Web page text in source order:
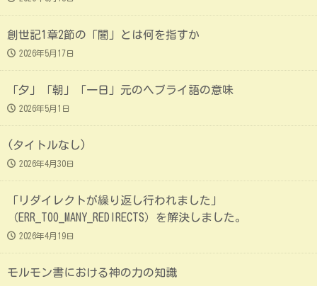
創世記1章2節の「闇」とは何を指すか
2026年5月17日
「夕」「朝」「一日」元のヘブライ語の意味
2026年5月1日
(タイトルなし)
2026年4月30日
「リダイレクトが繰り返し行われました」
（ERR_TOO_MANY_REDIRECTS）を解決しました。
2026年4月19日
モルモン書における神の力の知識